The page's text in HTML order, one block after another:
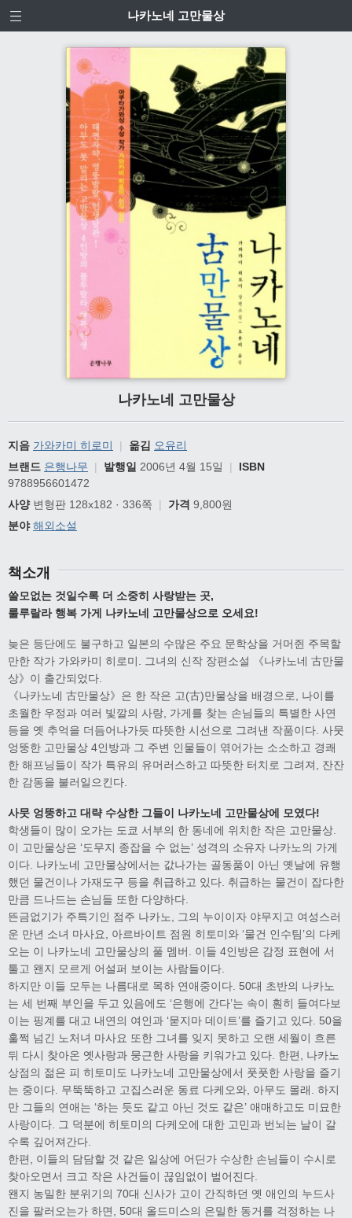
나카노네 고만물상
나카노네 고만물상
지음 가와카미 히로미 | 옮김 오유리
브랜드 은행나무 | 발행일 2006년 4월 15일 |
ISBN
9788956601472
사양변형판 128x182 · 336쪽 | 가격 9,800원
분야 해외소설
책소개
쓸모없는 것일수록 더 소중히 사랑받는 곳,
룰루랄라 행복 가게 나카노네 고만물상으로 오세요!
늦은 등단에도 불구하고 일본의 수많은 주요 문학상을 거머쥔 주목할
만한 작가 가와카미 히로미. 그녀의 신작 장편소설 《나카노네 古만물
상》이 출간되었다.
《나카노네 古만물상》은 한 작은 고(古)만물상을 배경으로, 나이를
초월한 우정과 여러 빛깔의 사랑, 가게를 찾는 손님들의 특별한 사연
등을 옛 추억을 더듬어나가듯 따뜻한 시선으로 그려낸 작품이다. 사뭇
엉뚱한 고만물상 4인방과 그 주변 인물들이 엮어가는 소소하고 경쾌
한 해프닝들이 작가 특유의 유머러스하고 따뜻한 터치로 그려져, 잔잔
한 감동을 불러일으킨다.
사뭇 엉뚱하고 대략 수상한 그들이 나카노네 고만물상에 모였다!
학생들이 많이 오가는 도쿄 서부의 한 동네에 위치한 작은 고만물상.
이 고만물상은 ‘도무지 종잡을 수 없는’ 성격의 소유자 나카노의 가게
이다. 나카노네 고만물상에서는 값나가는 골동품이 아닌 옛날에 유행
했던 물건이나 가재도구 등을 취급하고 있다. 취급하는 물건이 잡다한
만큼 드나드는 손님들 또한 다양하다.
뜬금없기가 주특기인 점주 나카노, 그의 누이이자 야무지고 여성스러
운 만년 소녀 마사요, 아르바이트 점원 히토미와 ‘물건 인수팀’의 다케
오는 이 나카노네 고만물상의 풀 멤버. 이들 4인방은 감정 표현에 서
툴고 왠지 모르게 어설퍼 보이는 사람들이다.
하지만 이들 모두는 나름대로 목하 연애중이다. 50대 초반의 나카노
는 세 번째 부인을 두고 있음에도 ‘은행에 간다’는 속이 훤히 들여다보
이는 핑계를 대고 내연의 여인과 ‘묻지마 데이트’를 즐기고 있다. 50을
훌쩍 넘긴 노처녀 마사요 또한 그녀를 잊지 못하고 오랜 세월이 흐른
뒤 다시 찾아온 옛사랑과 뭉근한 사랑을 키워가고 있다. 한편, 나카노
상점의 젊은 피 히토미도 나카노네 고만물상에서 풋풋한 사랑을 즐기
는 중이다. 무뚝뚝하고 고집스러운 동료 다케오와, 아무도 몰래. 하지
만 그들의 연애는 ‘하는 듯도 같고 아닌 것도 같은’ 애매하고도 미묘한
사랑이다. 그 덕분에 히토미의 다케오에 대한 고민과 번뇌는 날이 갈
수록 깊어져간다.
한편, 이들의 담담할 것 같은 일상에 어딘가 수상한 손님들이 수시로
찾아오면서 크고 작은 사건들이 끊임없이 벌어진다.
왠지 농밀한 분위기의 70대 신사가 고이 간직하던 옛 애인의 누드사
진을 팔러오는가 하면, 50대 올드미스의 은밀한 동거를 걱정하는 나